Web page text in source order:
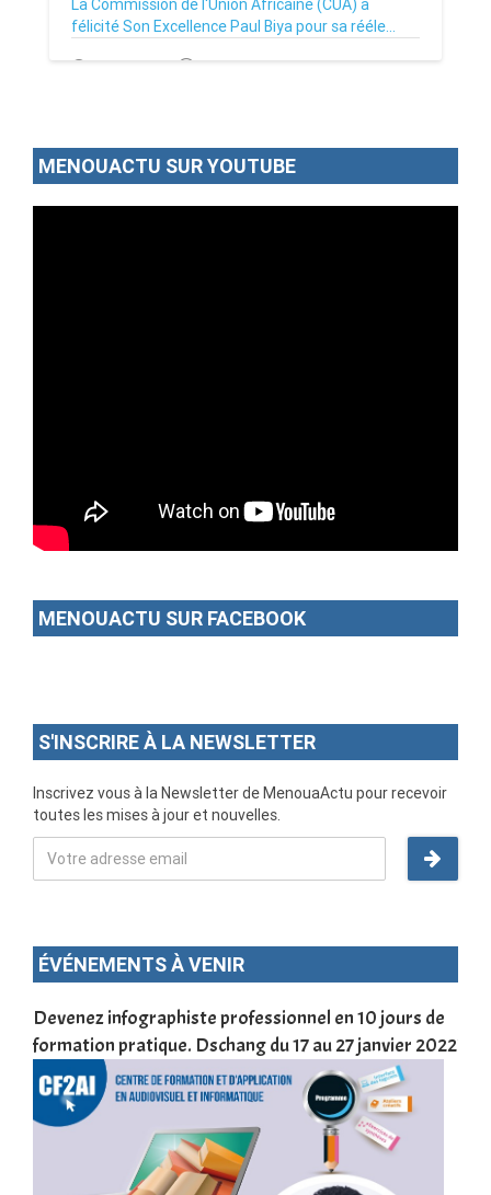
La Commission de l'Union Africaine (CUA) a
félicité Son Excellence Paul Biya pour sa rééle...
28/10/25 Par MenouActu 0
MENOUACTU SUR YOUTUBE
MENOUACTU SUR FACEBOOK
S'INSCRIRE À LA NEWSLETTER
Inscrivez vous à la Newsletter de MenouaActu pour recevoir
toutes les mises à jour et nouvelles.
ÉVÉNEMENTS À VENIR
Devenez infographiste professionnel en 10 jours de
formation pratique. Dschang du 17 au 27 janvier 2022